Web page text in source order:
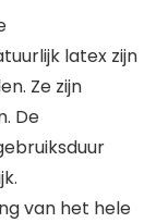
latex zijn
Ze zijn
De
van het hele